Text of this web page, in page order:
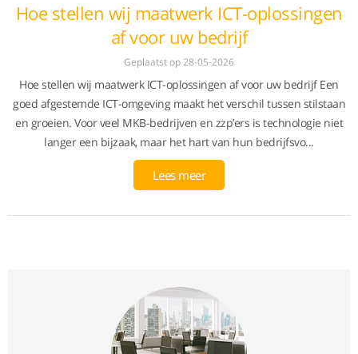
Hoe stellen wij maatwerk ICT-oplossingen
af voor uw bedrijf
Geplaatst op 28-05-2026
Hoe stellen wij maatwerk ICT-oplossingen af voor uw bedrijf Een
goed afgestemde ICT-omgeving maakt het verschil tussen stilstaan
en groeien. Voor veel MKB-bedrijven en zzp’ers is technologie niet
langer een bijzaak, maar het hart van hun bedrijfsvo...
Lees meer